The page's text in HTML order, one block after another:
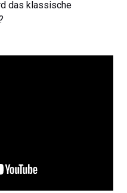
das klassische